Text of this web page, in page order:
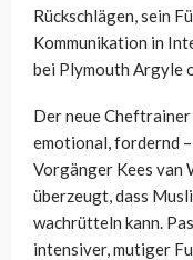
Rückschlägen, sein
Kommunikation in
bei Plymouth Argyle
Der neue
emotional, fordernd
Vorgänger Kees van
überzeugt, dass
wachrütteln kann.
intensiver, mutiger